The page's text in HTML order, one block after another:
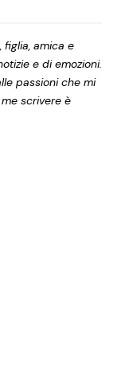
figlia, amica e
e di emozioni.
passioni che mi
scrivere è